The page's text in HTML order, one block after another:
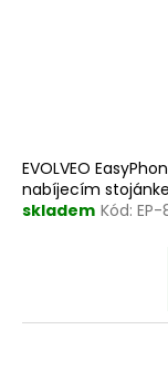
EVOLVEO
nabíjecím
skladem Kód: EP-